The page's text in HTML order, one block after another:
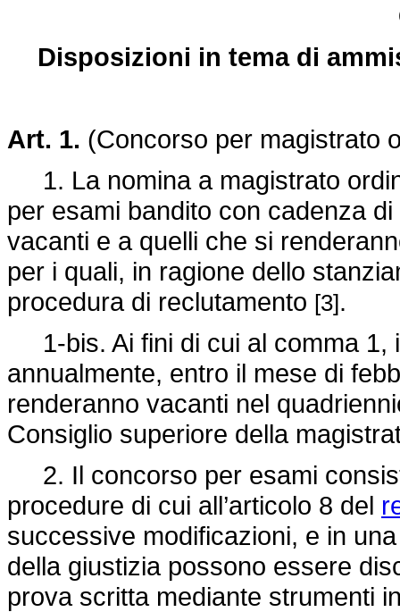
Disposizioni in tema di
Art. 1. (Concorso per magistrato
1. La nomina a magistrato
per esami bandito con cadenza
vacanti e a quelli che si
per i quali, in ragione dello
procedura di reclutamento [3].
1-bis. Ai fini di cui al comma 1,
annualmente, entro il mese di
renderanno vacanti nel
Consiglio superiore della
2. Il concorso per esami
procedure di cui all’articolo 8 del
successive modificazioni, e in
della giustizia possono essere
prova scritta mediante strumenti